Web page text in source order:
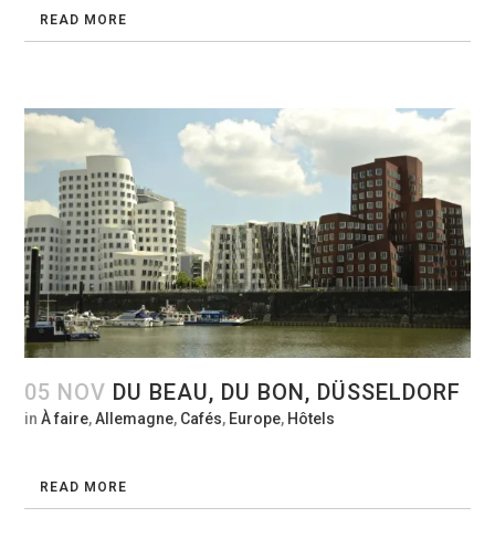
READ MORE
05 NOV DU BEAU, DU BON, DÜSSELDORF
inÀ faire,Allemagne, Cafés, Europe, Hôtels
READ MORE